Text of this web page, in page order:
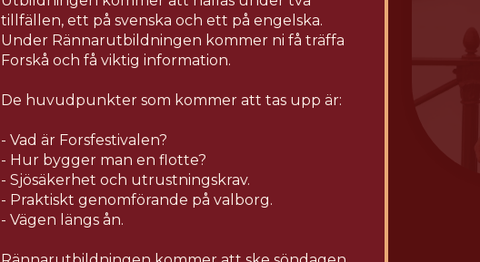
tillfällen, ett på svenska och ett på engelska.
Under Rännarutbildningen kommer ni få träffa
Forskå och få viktig information.
De huvudpunkter som kommer att tas upp är:
- Vad är Forsfestivalen?
- Hur bygger man en flotte?
- Sjösäkerhet och utrustningskrav.
- Praktiskt genomförande på valborg.
- Vägen längs ån.